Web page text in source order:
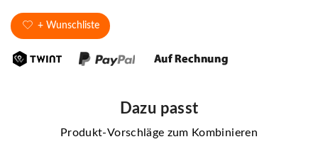
+ Wunschliste
Dazu passt
Produkt-Vorschläge zum Kombinieren